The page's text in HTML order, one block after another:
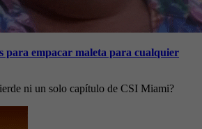
para empacar maleta para cualquier
ni un solo capítulo de CSI Miami?